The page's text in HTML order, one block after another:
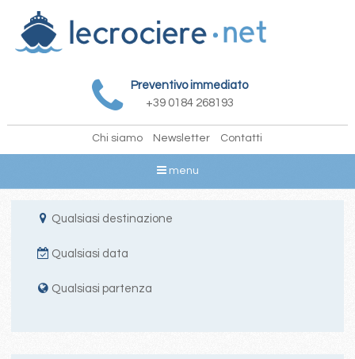
Preventivo immediato
+39 0184 268193
Chi siamo Newsletter Contatti
menu
Qualsiasi destinazione
Qualsiasi data
Qualsiasi partenza